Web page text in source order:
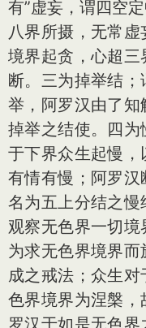
有”虚妄，谓四空
八界所摄，无常
境界起贪，心超
断。三为掉举结
举，阿罗汉由了
掉举之结使。四
于下界众生起慢
有情有慢；阿罗汉
名为五上分结之慢
观察无色界一切
为求无色界境界
成之戒法；众生
色界境界为涅槃
罗汉于如是无色